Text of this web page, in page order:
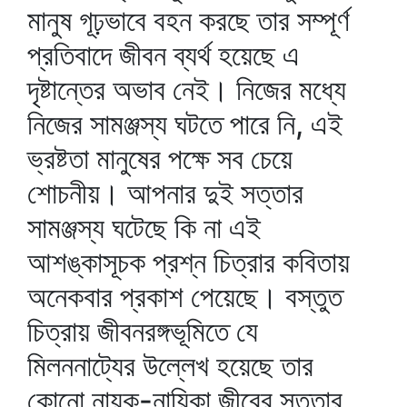
মানুষ গূঢ়ভাবে বহন করছে তার সম্পূর্ণ
প্রতিবাদে জীবন ব্যর্থ হয়েছে এ
দৃষ্টান্তের অভাব নেই। নিজের মধ্যে
নিজের সামঞ্জস্য ঘটতে পারে নি, এই
ভ্রষ্টতা মানুষের পক্ষে সব চেয়ে
শোচনীয়। আপনার দুই সত্তার
সামঞ্জস্য ঘটেছে কি না এই
আশঙ্কাসূচক প্রশ্ন চিত্রার কবিতায়
অনেকবার প্রকাশ পেয়েছে। বস্তুত
চিত্রায় জীবনরঙ্গভূমিতে যে
মিলননাট্যের উল্লেখ হয়েছে তার